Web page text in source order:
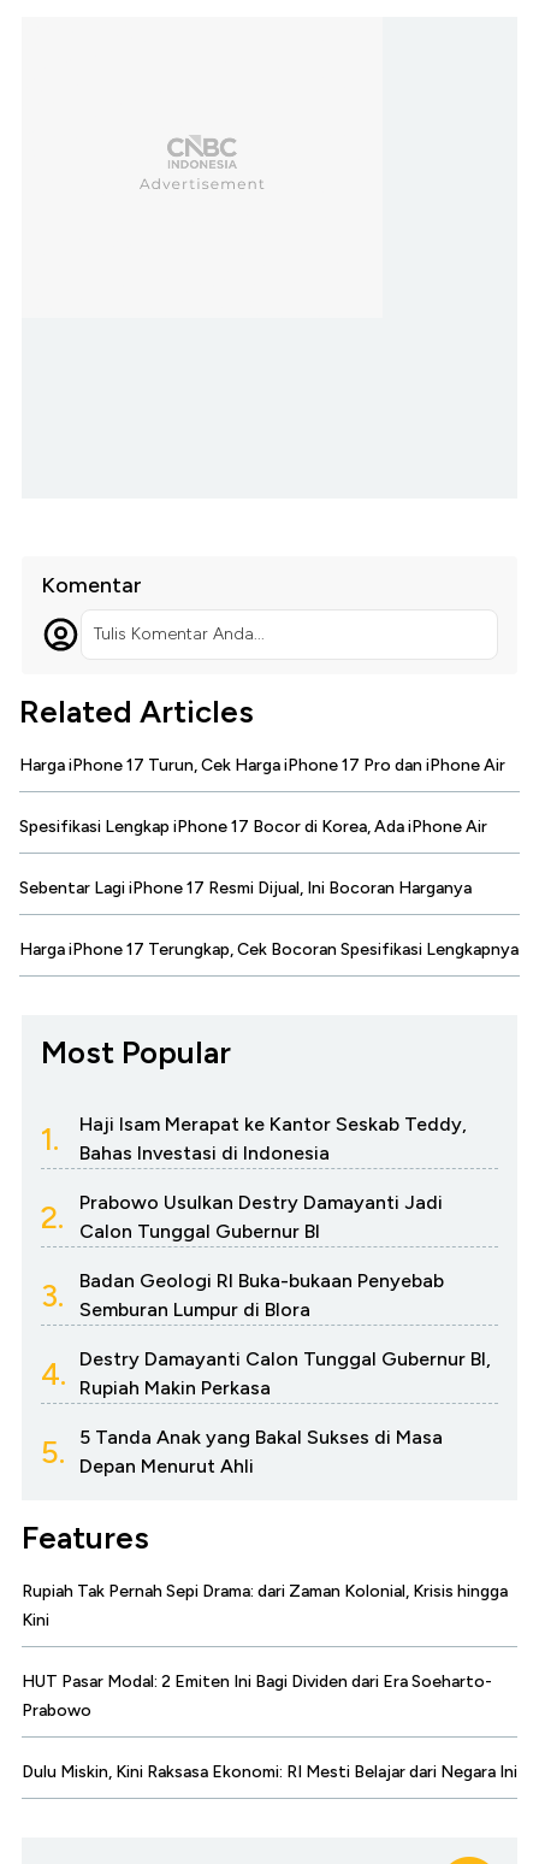
Komentar
Tulis Komentar Anda...
Related Articles
Harga iPhone 17 Turun, Cek Harga iPhone 17 Pro dan iPhone Air
Spesifikasi Lengkap iPhone 17 Bocor di Korea, Ada iPhone Air
Sebentar Lagi iPhone 17 Resmi Dijual, Ini Bocoran Harganya
Harga iPhone 17 Terungkap, Cek Bocoran Spesifikasi Lengkapnya
Most Popular
1.
Haji Isam Merapat ke Kantor Seskab Teddy,
Bahas Investasi di Indonesia
2.
Prabowo Usulkan Destry Damayanti Jadi
Calon Tunggal Gubernur BI
3.
Badan Geologi RI Buka-bukaan Penyebab
Semburan Lumpur di Blora
4.
Destry Damayanti Calon Tunggal Gubernur BI,
Rupiah Makin Perkasa
5.
5 Tanda Anak yang Bakal Sukses di Masa
Depan Menurut Ahli
Features
Rupiah Tak Pernah Sepi Drama: dari Zaman Kolonial, Krisis hingga
Kini
HUT Pasar Modal: 2 Emiten Ini Bagi Dividen dari Era Soeharto-
Prabowo
Dulu Miskin, Kini Raksasa Ekonomi: RI Mesti Belajar dari Negara Ini